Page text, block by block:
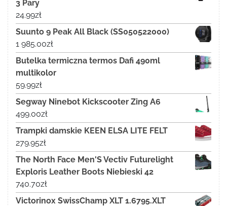
3 Pary
24.99zł
Suunto 9 Peak All Black (SS050522000)
1 985.00zł
Butelka termiczna termos Dafi 490ml
multikolor
59.99zł
Segway Ninebot Kickscooter Zing A6
499.00zł
Trampki damskie KEEN ELSA LITE FELT
279.95zł
The North Face Men'S Vectiv Futurelight
Exploris Leather Boots Niebieski 42
740.70zł
Victorinox SwissChamp XLT 1.6795.XLT